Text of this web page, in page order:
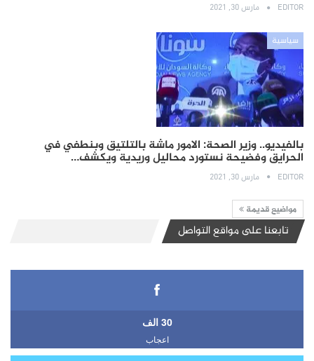
EDITOR مارس 30, 2021
سياسية
بالفيديو.. وزير الصحة: الامور ماشة بالتلتيق وبنطفي في
الحرايق وفضيحة نستورد محاليل وريدية ويكشف…
EDITOR مارس 30, 2021
مواضيع قديمة
تابعنا على مواقع التواصل
30 الف
اعجاب